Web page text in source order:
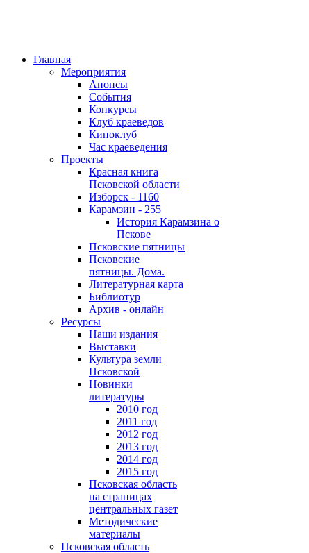
Главная
Мероприятия
Анонсы
События
Конкурсы
Клуб краеведов
Киноклуб
Час краеведения
Проекты
Красная книга
Псковской области
Изборск - 1160
Карамзин - 255
История Карамзина о
Пскове
Псковские пятницы
Псковские
пятницы. Дома.
Литературная карта
Библиотур
Архив - онлайн
Ресурсы
Наши издания
Выставки
Культура земли
Псковской
Новинки
литературы
2010 год
2011 год
2012 год
2013 год
2014 год
2015 год
Псковская область
на страницах
центральных газет
Методические
материалы
Псковская область